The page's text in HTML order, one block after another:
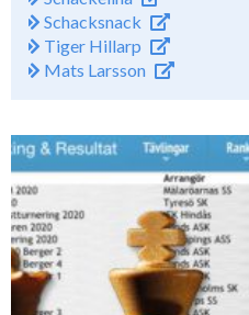
Schacksnack
Tiger Hillarp
Mats Larsson